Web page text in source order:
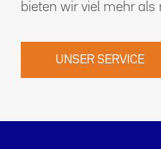
bieten wir viel mehr als
UNSER SERVICE